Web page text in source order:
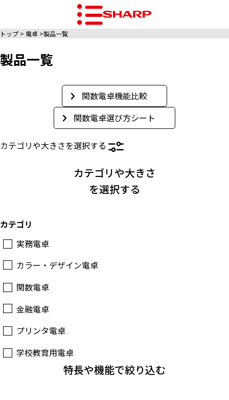
トップ 電卓 製品一覧
製品一覧
関数電卓機能比較
関数電卓選び方シート
カテゴリや大きさを選択する
カテゴリや大きさ
を選択する
カテゴリ
実務電卓
カラー・デザイン電卓
関数電卓
金融電卓
プリンタ電卓
学校教育用電卓
特長や機能で絞り込む